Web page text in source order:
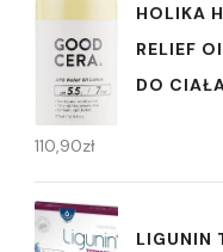
HOLIKA
RELIEF
DO
110,90zł
LIGUNIN